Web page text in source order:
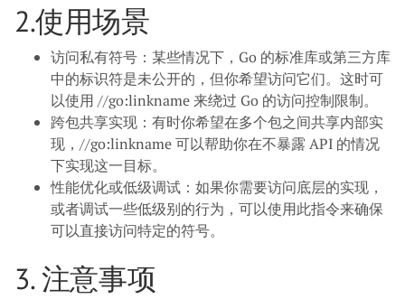
2.使用场景
访问私有符号：某些情况下，Go 的标准库或第三方库
中的标识符是未公开的，但你希望访问它们。这时可
以使用 //go:linkname 来绕过 Go 的访问控制限制。
跨包共享实现：有时你希望在多个包之间共享内部实
现，//go:linkname 可以帮助你在不暴露 API 的情况
下实现这一目标。
性能优化或低级调试：如果你需要访问底层的实现，
或者调试一些低级别的行为，可以使用此指令来确保
可以直接访问特定的符号。
3. 注意事项